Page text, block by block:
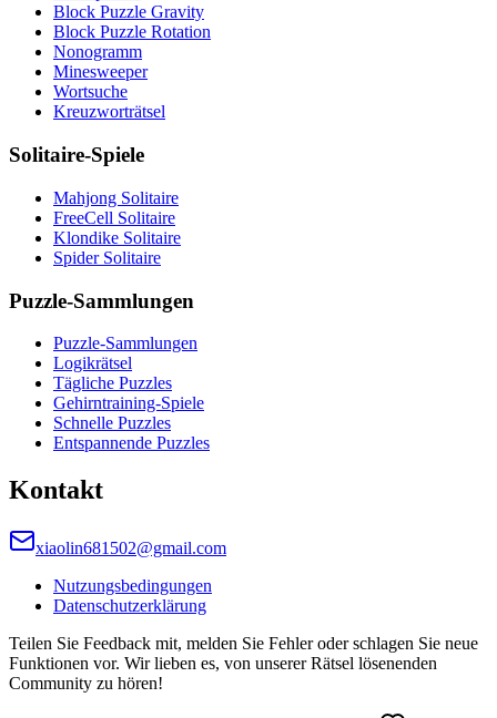
Block Puzzle Gravity
Block Puzzle Rotation
Nonogramm
Minesweeper
Wortsuche
Kreuzworträtsel
Solitaire-Spiele
Mahjong Solitaire
FreeCell Solitaire
Klondike Solitaire
Spider Solitaire
Puzzle-Sammlungen
Puzzle-Sammlungen
Logikrätsel
Tägliche Puzzles
Gehirntraining-Spiele
Schnelle Puzzles
Entspannende Puzzles
Kontakt
xiaolin681502@gmail.com
Nutzungsbedingungen
Datenschutzerklärung
Teilen Sie Feedback mit, melden Sie Fehler oder schlagen Sie neue
Funktionen vor. Wir lieben es, von unserer Rätsel lösenenden
Community zu hören!